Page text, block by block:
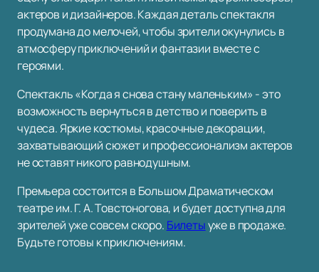
актеров и дизайнеров. Каждая деталь спектакля
продумана до мелочей, чтобы зрители окунулись в
атмосферу приключений и фантазии вместе с
героями.
Спектакль «Когда я снова стану маленьким» - это
возможность вернуться в детство и поверить в
чудеса. Яркие костюмы, красочные декорации,
захватывающий сюжет и профессионализм актеров
не оставят никого равнодушным.
Премьера состоится в Большом Драматическом
театре им. Г. А. Товстоногова, и будет доступна для
зрителей уже совсем скоро. Билетыуже в продаже.
Будьте готовы к приключениям.